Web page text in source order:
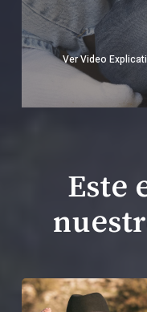
Ver Video
Este